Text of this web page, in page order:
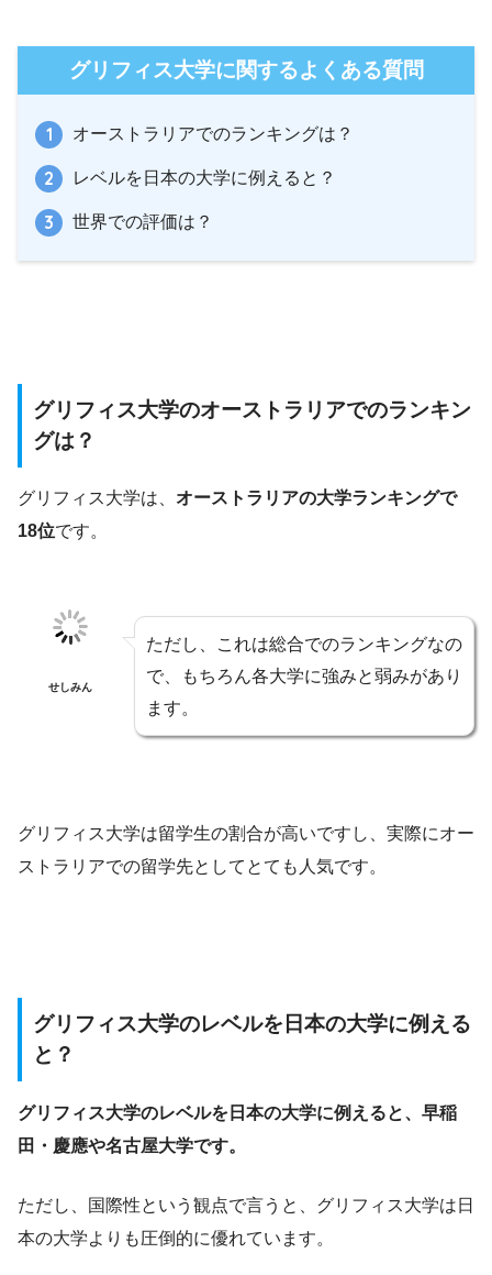
グリフィス大学に関するよくある質問
オーストラリアでのランキングは？
レベルを日本の大学に例えると？
世界での評価は？
グリフィス大学のオーストラリアでのランキン
グは？
グリフィス大学は、 オーストラリアの大学ランキングで
18位です。
せしみん
ただし、これは総合でのランキングなの
で、もちろん各大学に強みと弱みがあり
ます。
グリフィス大学は留学生の割合が高いですし、実際にオー
ストラリアでの留学先としてとても人気です。
グリフィス大学のレベルを日本の大学に例える
と？
グリフィス大学のレベルを日本の大学に例えると、早稲
田・慶應や名古屋大学です。
ただし、国際性という観点で言うと、グリフィス大学は日
本の大学よりも圧倒的に優れています。